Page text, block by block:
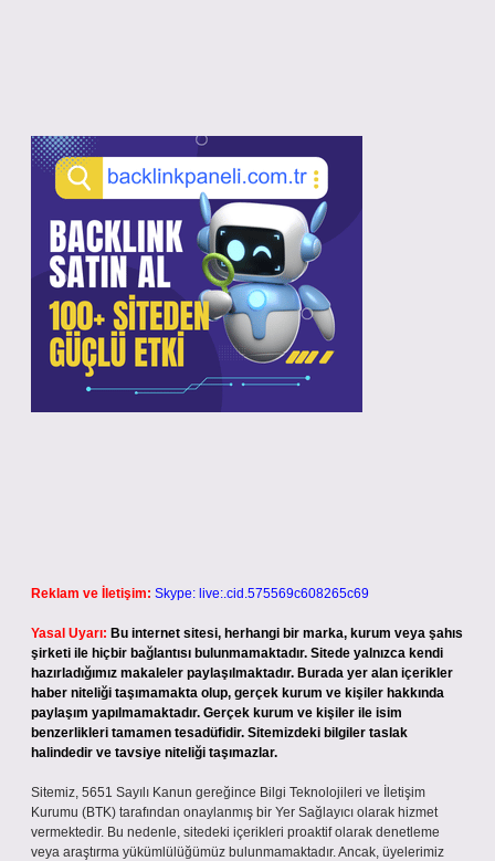
Reklam ve İletişim: Skype: live:.cid.575569c608265c69
Yasal Uyarı: Bu internet sitesi, herhangi bir marka, kurum veya şahıs
şirketi ile hiçbir bağlantısı bulunmamaktadır. Sitede yalnızca kendi
hazırladığımız makaleler paylaşılmaktadır. Burada yer alan içerikler
haber niteliği taşımamakta olup, gerçek kurum ve kişiler hakkında
paylaşım yapılmamaktadır. Gerçek kurum ve kişiler ile isim
benzerlikleri tamamen tesadüfidir. Sitemizdeki bilgiler taslak
halindedir ve tavsiye niteliği taşımazlar.
Sitemiz, 5651 Sayılı Kanun gereğince Bilgi Teknolojileri ve İletişim
Kurumu (BTK) tarafından onaylanmış bir Yer Sağlayıcı olarak hizmet
vermektedir. Bu nedenle, sitedeki içerikleri proaktif olarak denetleme
veya araştırma yükümlülüğümüz bulunmamaktadır. Ancak, üyelerimiz